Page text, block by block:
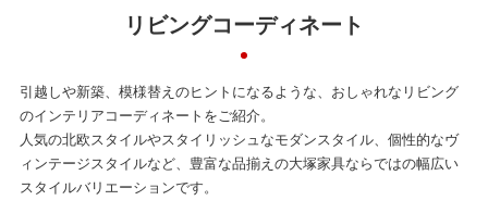
リビングコーディネート
引越しや新築、模様替えのヒントになるような、おしゃれなリビング
のインテリアコーディネートをご紹介。
人気の北欧スタイルやスタイリッシュなモダンスタイル、個性的なヴ
ィンテージスタイルなど、 豊富な品揃えの大塚家具ならではの幅広い
スタイルバリエーションです。